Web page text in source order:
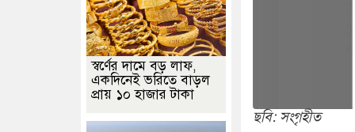
ছবি: সংগৃহীত
স্বর্ণের দামে বড় লাফ,
একদিনেই ভরিতে বাড়ল
প্রায় ১০ হাজার টাকা